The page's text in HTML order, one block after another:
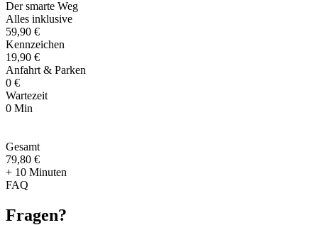
Der smarte Weg
Alles inklusive
59,90 €
Kennzeichen
19,90 €
Anfahrt & Parken
0 €
Wartezeit
0 Min
Gesamt
79,80 €
+ 10 Minuten
FAQ
Fragen?